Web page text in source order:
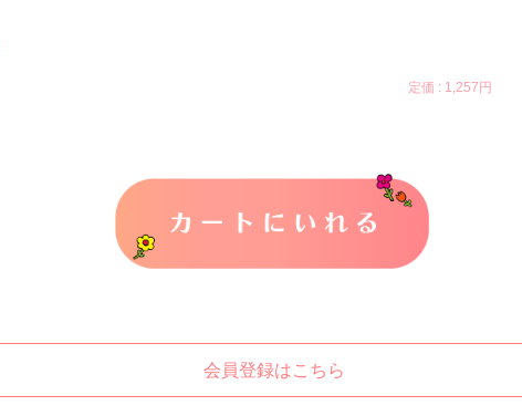
定価 : 1,257円
カートに入れる
会員登録はこちら